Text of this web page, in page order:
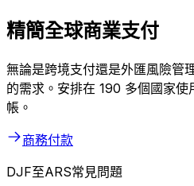
精簡全球商業支付
無論是跨境支付還是外匯風險管
的需求。安排在 190 多個國家
帳。
商務付款
DJF至ARS常見問題